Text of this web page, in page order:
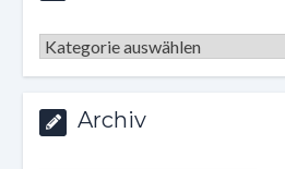
Kategorien
Archiv